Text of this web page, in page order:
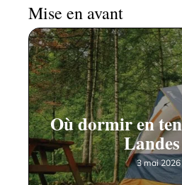
Mise en avant
Où dormir en
3 mai 2026